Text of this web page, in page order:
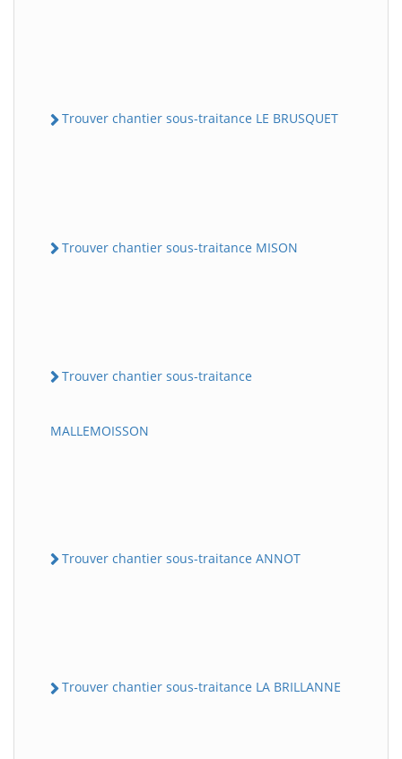
Trouver chantier sous-traitance LE BRUSQUET
Trouver chantier sous-traitance MISON
Trouver chantier sous-traitance
MALLEMOISSON
Trouver chantier sous-traitance ANNOT
Trouver chantier sous-traitance LA BRILLANNE